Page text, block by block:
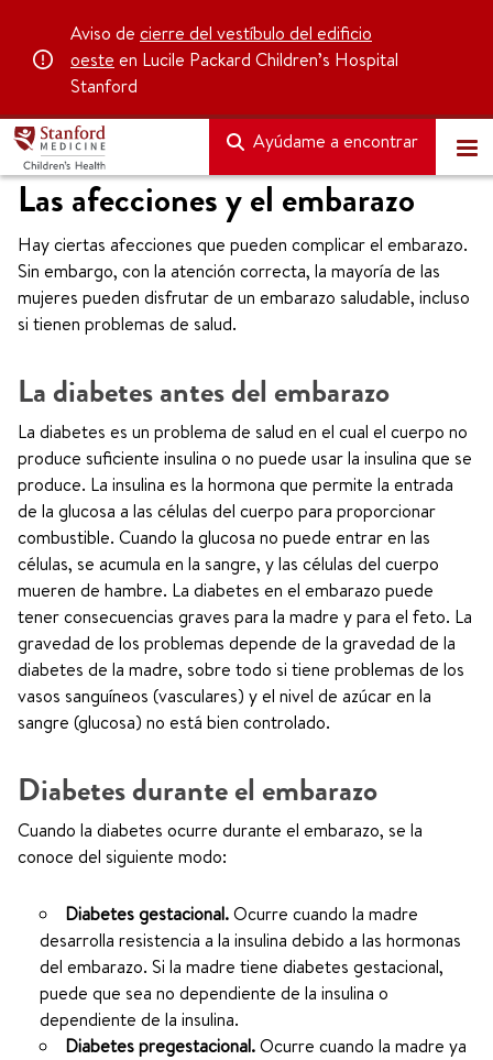
Aviso de cierre del vestíbulo del edificio
oeste en Lucile Packard Children’s Hospital
Stanford
Ayúdame a encontrar
Las afecciones y el embarazo
Hay ciertas afecciones que pueden complicar el embarazo.
Sin embargo, con la atención correcta, la mayoría de las
mujeres pueden disfrutar de un embarazo saludable, incluso
si tienen problemas de salud.
La diabetes antes del embarazo
La diabetes es un problema de salud en el cual el cuerpo no
produce suficiente insulina o no puede usar la insulina que se
produce. La insulina es la hormona que permite la entrada
de la glucosa a las células del cuerpo para proporcionar
combustible. Cuando la glucosa no puede entrar en las
células, se acumula en la sangre, y las células del cuerpo
mueren de hambre. La diabetes en el embarazo puede
tener consecuencias graves para la madre y para el feto. La
gravedad de los problemas depende de la gravedad de la
diabetes de la madre, sobre todo si tiene problemas de los
vasos sanguíneos (vasculares) y el nivel de azúcar en la
sangre (glucosa) no está bien controlado.
Diabetes durante el embarazo
Cuando la diabetes ocurre durante el embarazo, se la
conoce del siguiente modo:
Diabetes gestacional.Ocurre cuando la madre
desarrolla resistencia a la insulina debido a las hormonas
del embarazo. Si la madre tiene diabetes gestacional,
puede que sea no dependiente de la insulina o
dependiente de la insulina.
Diabetes pregestacional.Ocurre cuando la madre ya